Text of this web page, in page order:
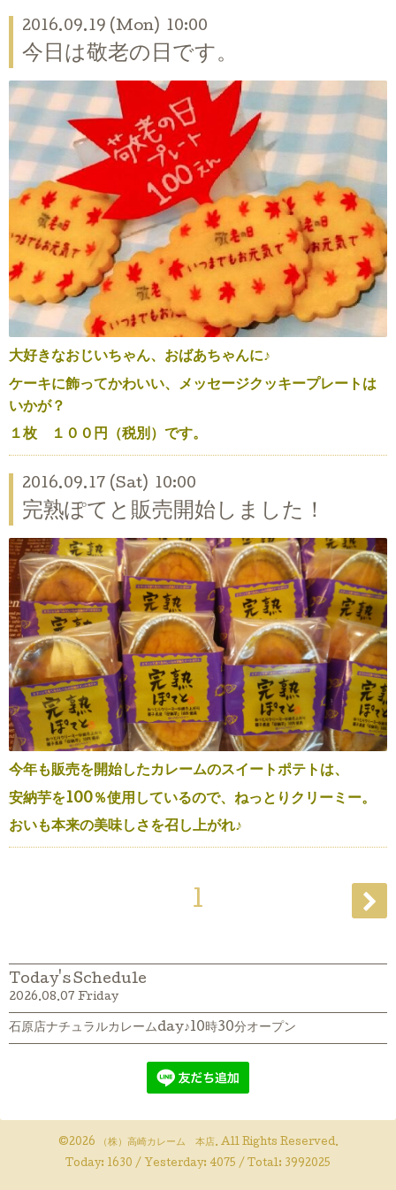
2016.09.19 (Mon) 10:00
今日は敬老の日です。
大好きなおじいちゃん、おばあちゃんに♪
ケーキに飾ってかわいい、メッセージクッキープレートは
いかが？
１枚 １００円（税別）です。
2016.09.17 (Sat) 10:00
完熟ぽてと販売開始しました！
今年も販売を開始したカレームのスイートポテトは、
安納芋を100％使用しているので、ねっとりクリーミー。
おいも本来の美味しさを召し上がれ♪
1
Today's Schedule
2026.08.07 Friday
石原店ナチュラルカレームday♪10時30分オープン
©2026 （株）高崎カレーム 本店. All Rights Reserved.
Today: 1630 / Yesterday: 4075 / Total: 3992025